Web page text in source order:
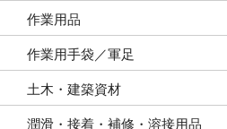
作業用品
作業用手袋／軍足
土木・建築資材
潤滑・接着・補修・溶接用品